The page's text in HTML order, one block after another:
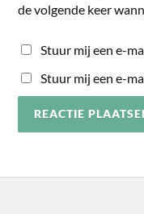
de volgende keer
Stuur mij een e-
Stuur mij een e-